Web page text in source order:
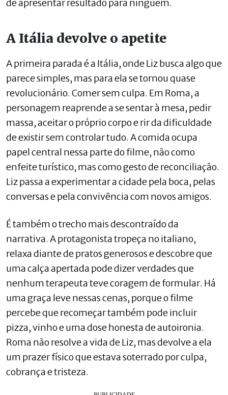
de apresentar resultado para ninguém.
A Itália devolve o apetite
A primeira parada é a Itália, onde Liz busca algo que
parece simples, mas para ela se tornou quase
revolucionário. Comer sem culpa. Em Roma, a
personagem reaprende a se sentar à mesa, pedir
massa, aceitar o próprio corpo e rir da dificuldade
de existir sem controlar tudo. A comida ocupa
papel central nessa parte do filme, não como
enfeite turístico, mas como gesto de reconciliação.
Liz passa a experimentar a cidade pela boca, pelas
conversas e pela convivência com novos amigos.
É também o trecho mais descontraído da
narrativa. A protagonista tropeça no italiano,
relaxa diante de pratos generosos e descobre que
uma calça apertada pode dizer verdades que
nenhum terapeuta teve coragem de formular. Há
uma graça leve nessas cenas, porque o filme
percebe que recomeçar também pode incluir
pizza, vinho e uma dose honesta de autoironia.
Roma não resolve a vida de Liz, mas devolve a ela
um prazer físico que estava soterrado por culpa,
cobrança e tristeza.